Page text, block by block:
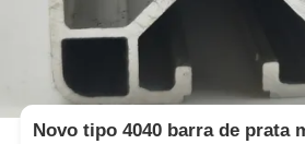
Novo tipo 4040 barra de prata